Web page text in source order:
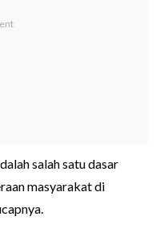
salah satu dasar
masyarakat di